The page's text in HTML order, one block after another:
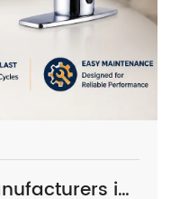
Top Sensor Faucet Manufacturers in Europe | 2026 Buyer’s Guide